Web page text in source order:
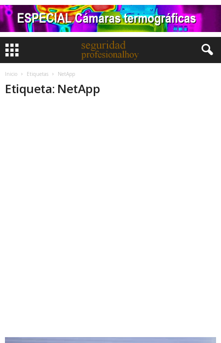
Inicio Etiquetas NetApp
Etiqueta: NetApp